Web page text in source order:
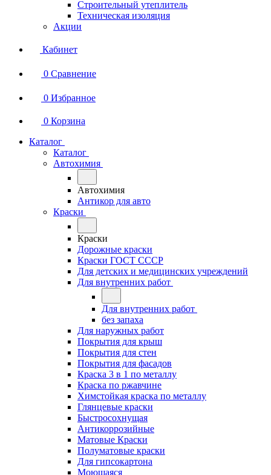
Строительный утеплитель
Техническая изоляция
Акции
Кабинет
0 Сравнение
0 Избранное
0 Корзина
Каталог
Каталог
Автохимия
Автохимия
Антикор для авто
Краски
Краски
Дорожные краски
Краски ГОСТ СССР
Для детских и медицинских учреждений
Для внутренних работ
Для внутренних работ
без запаха
Для наружных работ
Покрытия для крыш
Покрытия для стен
Покрытия для фасадов
Краска 3 в 1 по металлу
Краска по ржавчине
Химстойкая краска по металлу
Глянцевые краски
Быстросохнущая
Антикоррозийные
Матовые Краски
Полуматовые краски
Для гипсокартона
Моющаяся